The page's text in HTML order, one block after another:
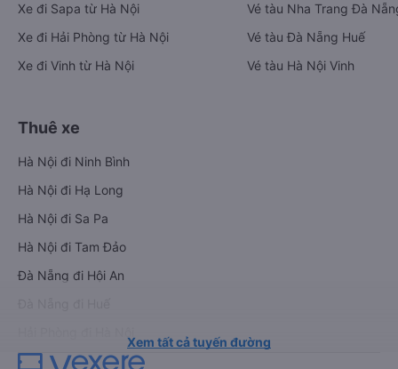
Xe đi Sapa từ Hà Nội
Xe đi Hải Phòng từ Hà Nội
Xe đi Vinh từ Hà Nội
Vé tàu Nha Trang Đà
Vé tàu Đà Nẵng Huế
Vé tàu Hà Nội Vinh
Thuê xe
Hà Nội đi Ninh Bình
Hà Nội đi Hạ Long
Hà Nội đi Sa Pa
Hà Nội đi Tam Đảo
Đà Nẵng đi Hội An
Xem tất cả tuyến đường